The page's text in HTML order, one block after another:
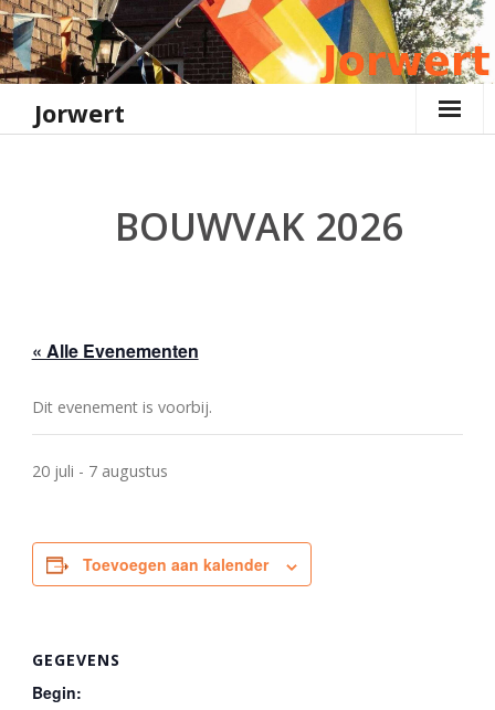
Ga
naar
de
Jorwert
BOUWVAK 2026
« Alle Evenementen
Dit evenement is voorbij.
20 juli - 7 augustus
Toevoegen aan kalender
GEGEVENS
Begin: